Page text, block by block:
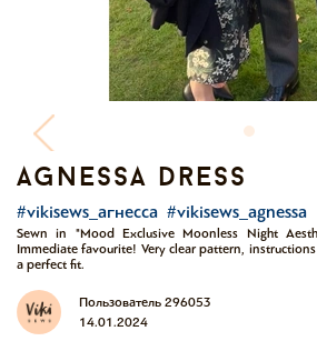
agnessa dress
#vikisews_агнесса #vikisews_agnessa
Sewn in "Mood Exclusive Moonless Night
Immediate favourite! Very clear pattern,
a perfect fit.
Пользователь 296053
14.01.2024